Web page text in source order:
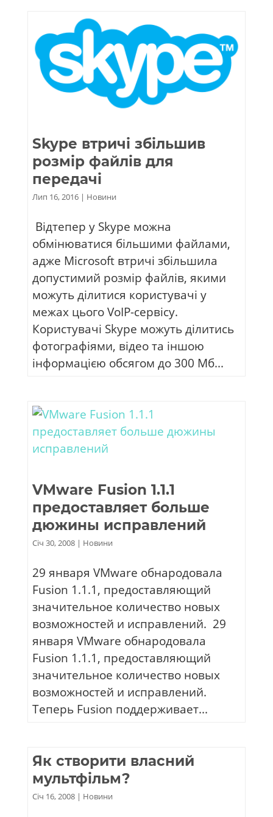
Skype втричі збільшив
розмір файлів для
передачі
Лип 16, 2016| Новини
Відтепер у Skype можна
обмінюватися більшими файлами,
адже Microsoft втричі збільшила
допустимий розмір файлів, якими
можуть ділитися користувачі у
межах цього VoIP-сервісу.
Користувачі Skype можуть ділитись
фотографіями, відео та іншою
інформацією обсягом до 300 Мб...
VMware Fusion 1.1.1
предоставляет больше
дюжины исправлений
Січ 30, 2008| Новини
29 января VMware обнародовала
Fusion 1.1.1, предоставляющий
значительное количество новых
возможностей и исправлений. 29
января VMware обнародовала
Fusion 1.1.1, предоставляющий
значительное количество новых
возможностей и исправлений.
Теперь Fusion поддерживает...
Як створити власний
мультфільм?
Січ 16, 2008| Новини